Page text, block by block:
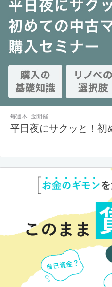
毎週木･金開催
平日夜にサクッと！初